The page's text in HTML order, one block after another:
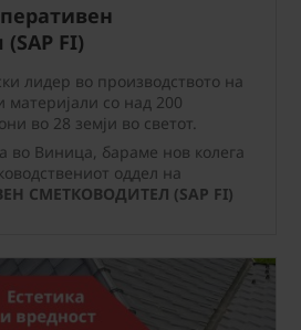
FI)
лидер во производството на
со над 200
во 28 земји во светот.
во Виница, бараме нов колега
оддел на
СМЕТКОВОДИТЕЛ (SAP FI)